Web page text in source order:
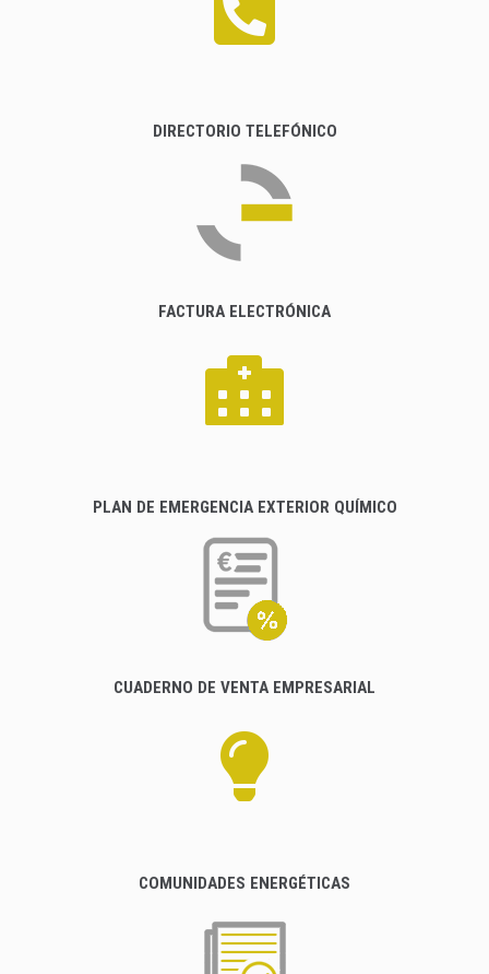
DIRECTORIO TELEFÓNICO
FACTURA ELECTRÓNICA
PLAN DE EMERGENCIA EXTERIOR QUÍMICO
CUADERNO DE VENTA EMPRESARIAL
COMUNIDADES ENERGÉTICAS